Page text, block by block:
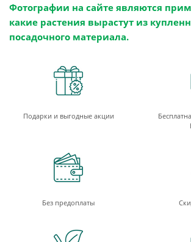
Фотографии на сайте являются
какие растения вырастут из
посадочного материала.
Подарки и выгодные акции
Без предоплаты